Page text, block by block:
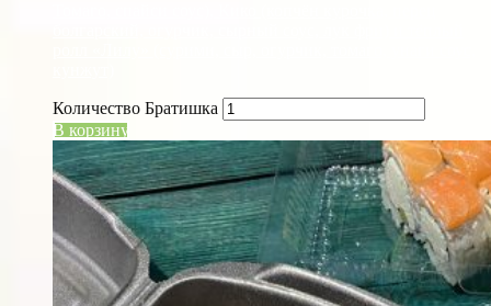
Количество Братишка
В корзину